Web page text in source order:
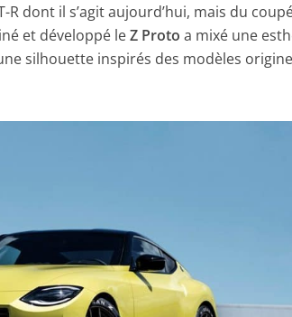
R dont il s’agit aujourd’hui, mais du
et développé leZ Proto a mixé une
silhouette inspirés des modèles